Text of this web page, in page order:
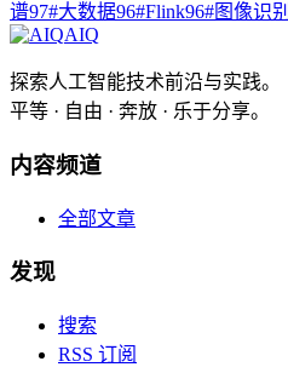
谱97#大数据96#Flink96#图像识别
AIQ
探索人工智能技术前沿与实践。
平等 · 自由 · 奔放 · 乐于分享。
内容频道
全部文章
发现
搜索
RSS 订阅